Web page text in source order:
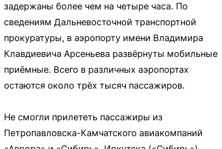
задержаны более чем на четыре часа. По
сведениям Дальневосточной транспортной
прокуратуры, в аэропорту имени Владимира
Клавдиевича Арсеньева развёрнуты мобильные
приёмные. Всего в различных аэропортах
остаются около трёх тысяч пассажиров.
Не смогли прилететь пассажиры из
Петропавловска-Камчатского авиакомпаний